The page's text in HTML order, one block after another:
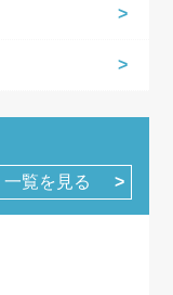
一覧を見る